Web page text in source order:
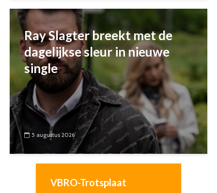
Ray Slagter breekt met de
dagelijkse sleur in nieuwe
single
5 augustus 2026
VBRO-Trotsplaat